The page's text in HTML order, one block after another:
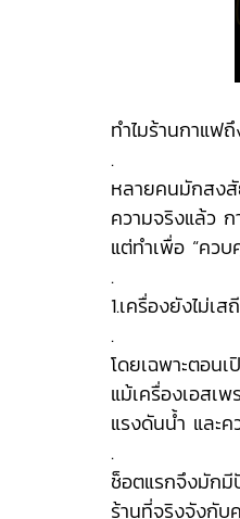
ทำไมร้านกาแฟ
.
หลายคนมักสงสั
ความจริงแล้ว ก
แต่ทำเพื่อ “คว
.
1.เครื่องยังไม่เ
.
โดยเฉพาะตอน
แม้เครื่องเอสเ
แรงดันน้ำ และ
.
ช็อตแรกจึงมัก
ร้านที่จริงจังกับ